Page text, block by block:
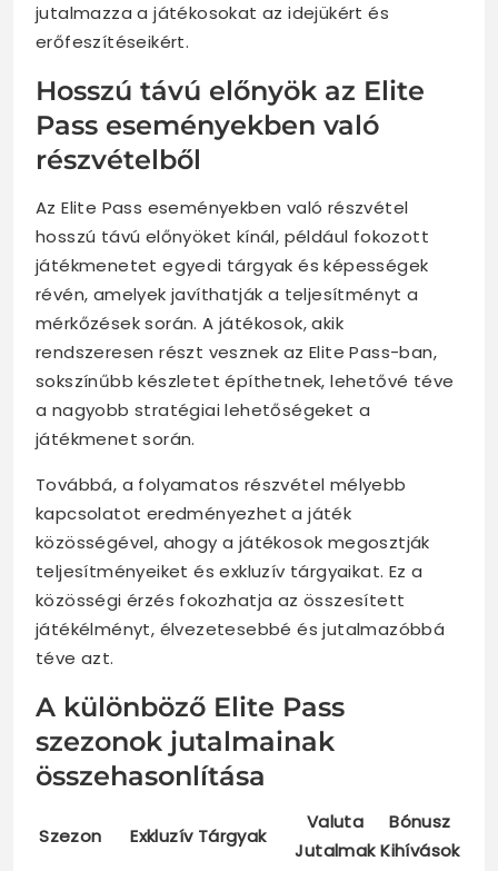
jutalmazza a játékosokat az idejükért és
erőfeszítéseikért.
Hosszú távú előnyök az Elite
Pass eseményekben való
részvételből
Az Elite Pass eseményekben való részvétel
hosszú távú előnyöket kínál, például fokozott
játékmenetet egyedi tárgyak és képességek
révén, amelyek javíthatják a teljesítményt a
mérkőzések során. A játékosok, akik
rendszeresen részt vesznek az Elite Pass-ban,
sokszínűbb készletet építhetnek, lehetővé téve
a nagyobb stratégiai lehetőségeket a
játékmenet során.
Továbbá, a folyamatos részvétel mélyebb
kapcsolatot eredményezhet a játék
közösségével, ahogy a játékosok megosztják
teljesítményeiket és exkluzív tárgyaikat. Ez a
közösségi érzés fokozhatja az összesített
játékélményt, élvezetesebbé és jutalmazóbbá
téve azt.
A különböző Elite Pass
szezonok jutalmainak
összehasonlítása
Szezon Exkluzív Tárgyak
Valuta
Jutalmak
Bónusz
Kihívások